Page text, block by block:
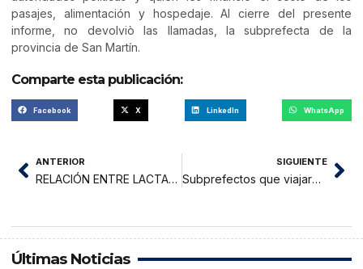
pasajes, alimentación y hospedaje. Al cierre del presente
informe, no devolviò las llamadas, la subprefecta de la
provincia de San Martín.
Comparte esta publicación:
Facebook X LinkedIn WhatsApp
ANTERIOR
RELACIÓN ENTRE LACTANCIA MATERNA Y OSTEOPOROSIS
SIGUIENTE
Subprefectos que viajaron a Lima para participar en movilización podrían incurrir en delito
Últimas Noticias